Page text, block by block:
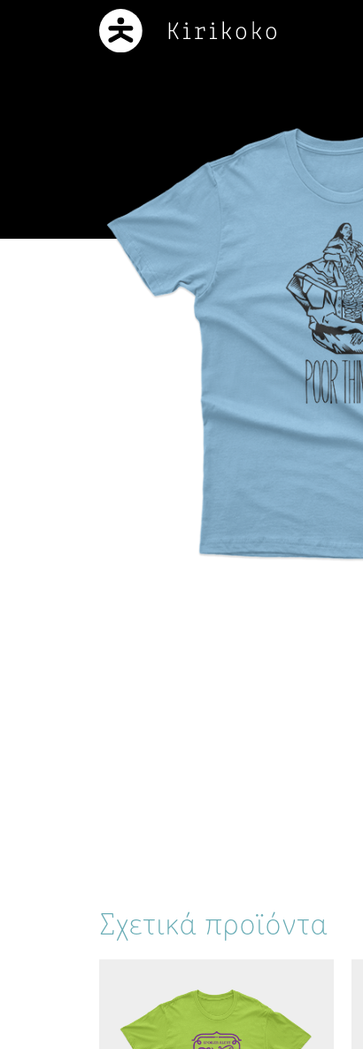
Σχετικά προϊόντα